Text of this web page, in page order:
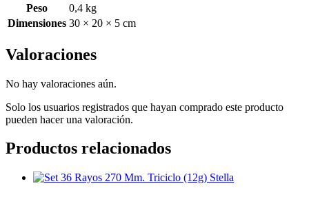
Peso
0,4 kg
Dimensiones 30 × 20 × 5 cm
Valoraciones
No hay valoraciones aún.
Solo los usuarios registrados que hayan comprado este producto
pueden hacer una valoración.
Productos relacionados